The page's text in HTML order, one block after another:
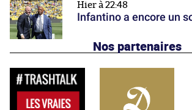
Hier à 22:48
Infantino a encore un
Nos partenaires